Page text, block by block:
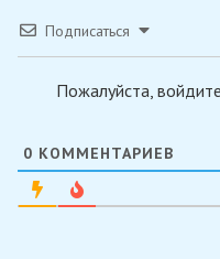
Подписаться
Пожалуйста,
0 КОММЕНТАРИЕВ